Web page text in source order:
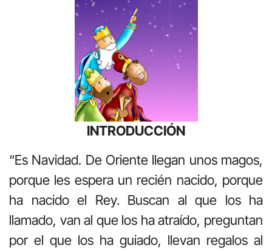
INTRODUCCIÓN
“Es Navidad. De Oriente llegan unos magos,
porque les espera un recién nacido, porque
ha nacido el Rey. Buscan al que los ha
llamado, van al que los ha atraído, preguntan
por el que los ha guiado, llevan regalos al